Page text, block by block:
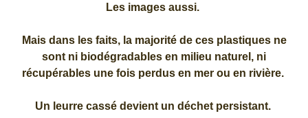
Les images aussi.
Mais dans les faits, la majorité de ces plastiques ne
sont ni biodégradables en milieu naturel, ni
récupérables une fois perdus en mer ou en rivière.
Un leurre cassé devient un déchet persistant.